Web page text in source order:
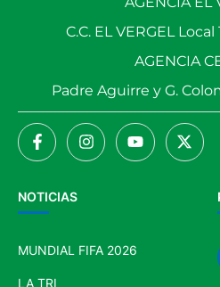
NOTICIAS
MUNDIAL FIFA 2026
LA TRI
C.C. EL VERGEL
AGENCIA
Padre Aguirre y G.